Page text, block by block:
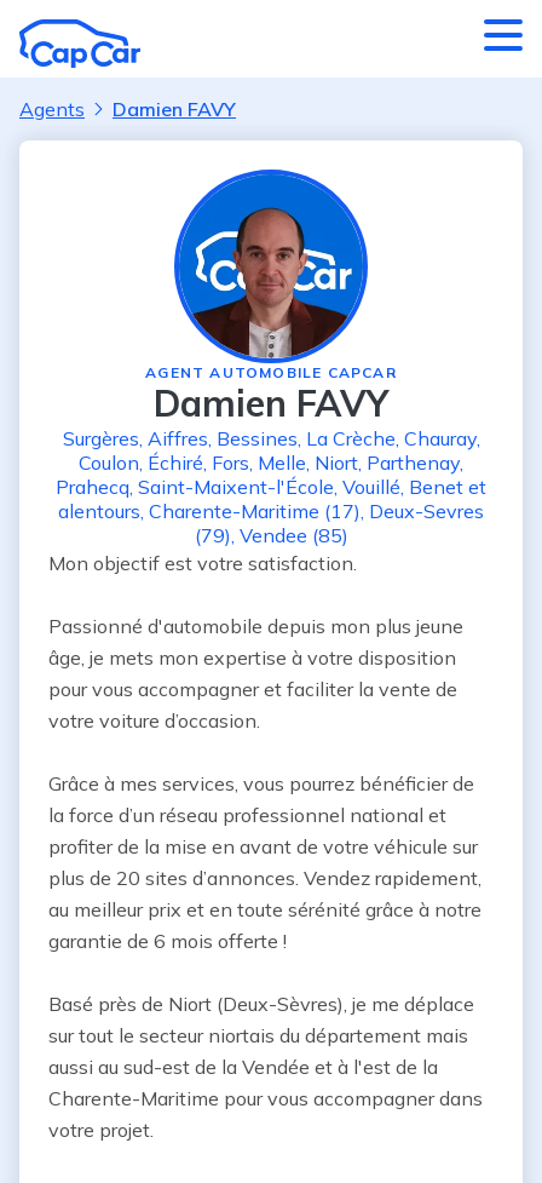
Agents Damien FAVY
AGENT AUTOMOBILE CAPCAR
Damien FAVY
Surgères, Aiffres, Bessines, La Crèche, Chauray,
Coulon, Échiré, Fors, Melle, Niort, Parthenay,
Prahecq, Saint-Maixent-l'École, Vouillé, Benet et
alentours, Charente-Maritime (17), Deux-Sevres
(79), Vendee (85)
Mon objectif est votre satisfaction.
Passionné d'automobile depuis mon plus jeune
âge, je mets mon expertise à votre disposition
pour vous accompagner et faciliter la vente de
votre voiture d’occasion.
Grâce à mes services, vous pourrez bénéficier de
la force d’un réseau professionnel national et
profiter de la mise en avant de votre véhicule sur
plus de 20 sites d’annonces. Vendez rapidement,
au meilleur prix et en toute sérénité grâce à notre
garantie de 6 mois offerte !
Basé près de Niort (Deux-Sèvres), je me déplace
sur tout le secteur niortais du département mais
aussi au sud-est de la Vendée et à l'est de la
Charente-Maritime pour vous accompagner dans
votre projet.